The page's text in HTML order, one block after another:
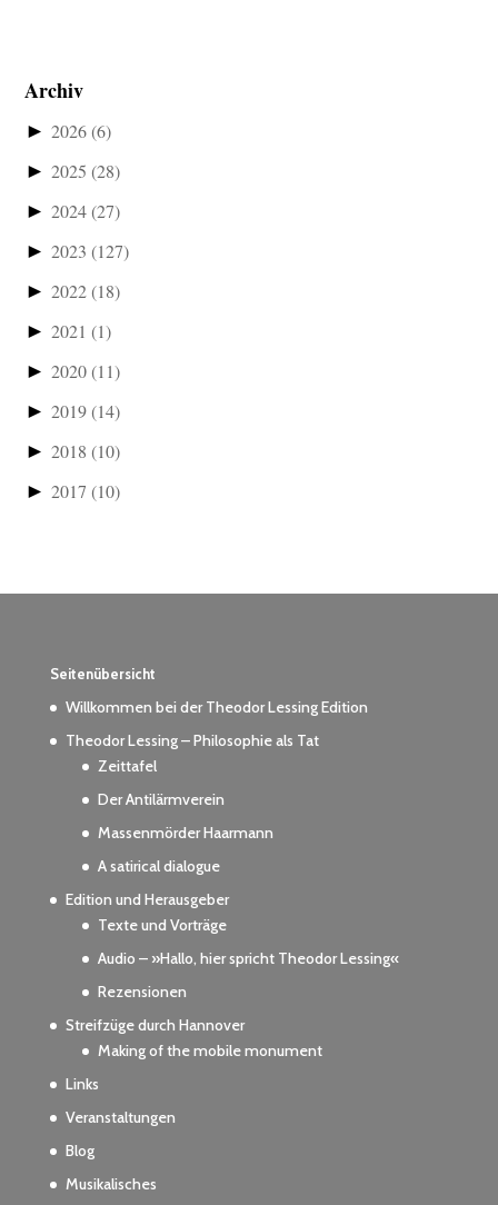
Archiv
► 2026(6)
► 2025(28)
► 2024(27)
► 2023(127)
► 2022(18)
► 2021(1)
► 2020(11)
► 2019(14)
► 2018(10)
► 2017(10)
Seitenübersicht
Willkommen bei der Theodor Lessing Edition
Theodor Lessing – Philosophie als Tat
Zeittafel
Der Antilärmverein
Massenmörder Haarmann
A satirical dialogue
Edition und Herausgeber
Texte und Vorträge
Audio – »Hallo, hier spricht Theodor Lessing«
Rezensionen
Streifzüge durch Hannover
Making of the mobile monument
Links
Veranstaltungen
Blog
Musikalisches